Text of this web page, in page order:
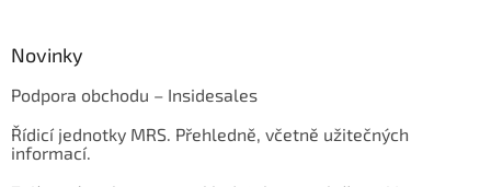
Novinky
Podpora obchodu – Insidesales
Řídicí jednotky MRS. Přehledně, včetně užitečných
informací.